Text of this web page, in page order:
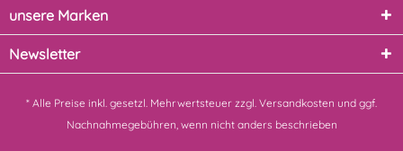
unsere Marken
Newsletter
* Alle Preise inkl. gesetzl. Mehrwertsteuer zzgl. Versandkosten und ggf.
Nachnahmegebühren, wenn nicht anders beschrieben